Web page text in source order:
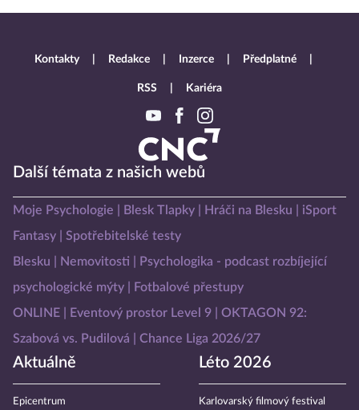
Další témata z našich webů
Moje Psychologie Blesk Tlapky Hráči na Blesku
iSport
Fantasy
Spotřebitelské testy
Blesku
Nemovitosti
Psychologika - podcast rozbíjející
psychologické mýty
Fotbalové přestupy
ONLINE
Eventový prostor Level 9
OKTAGON 92:
Szabová vs. Pudilová
Chance Liga 2026/27
Aktuálně
Epicentrum
Léto 2026
Karlovarský filmový festival
Kontakty Redakce Inzerce Předplatné
RSS Kariéra